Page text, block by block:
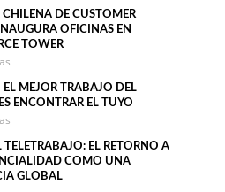
CHILENA DE CUSTOMER
OFICINAS EN
TOWER
MEJOR TRABAJO DEL
ENCONTRAR EL TUYO
TELETRABAJO: EL RETORNO A
COMO UNA
GLOBAL